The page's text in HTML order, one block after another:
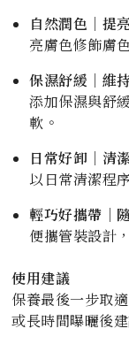
自然潤色｜提
亮膚色修飾膚
保濕舒緩｜維
添加保濕與舒
軟。
日常好卸｜清
以日常清潔程
輕巧好攜帶｜
便攜管裝設計
使用建議
保養最後一步取
或長時間曝曬後